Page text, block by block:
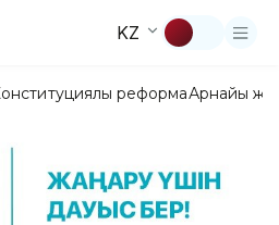
KZ
реформаАрнайы